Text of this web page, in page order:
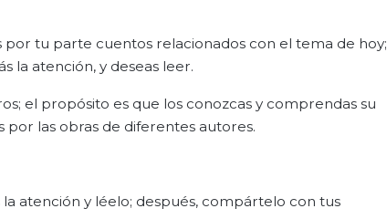
tu parte cuentos relacionados con el tema de hoy;
la atención, y deseas leer.
el propósito es que los conozcas y comprendas su
las obras de diferentes autores.
atención y léelo; después, compártelo con tus